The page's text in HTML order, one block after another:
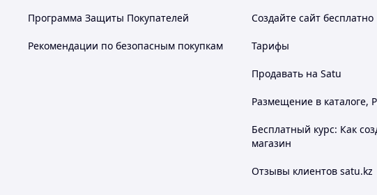
Программа Защиты Покупателей
Рекомендации по безопасным покупкам
Создайте сайт бесплатно
Тарифы
Продавать на Satu
Размещение в каталоге,
Бесплатный курс: Как
магазин
Отзывы клиентов satu.kz